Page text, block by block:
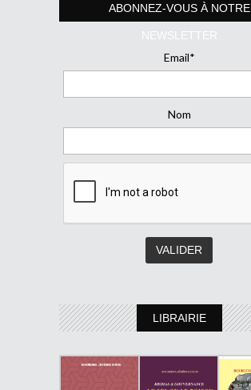
ABONNEZ-VOUS À NOTRE
NEWSLETTER
Email*
Nom
LIBRAIRIE